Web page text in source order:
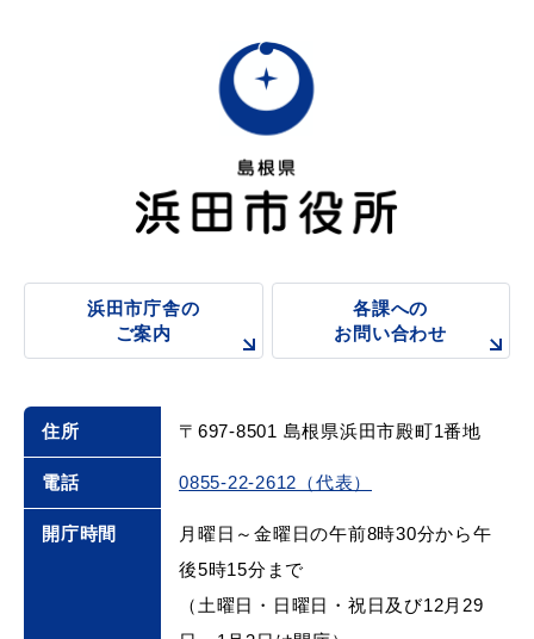
浜田市庁舎の
ご案内
各課への
お問い合わせ
住所 〒697-8501 島根県浜田市殿町1番地
電話 0855-22-2612（代表）
開庁時間
月曜日～金曜日の午前8時30分から午
後5時15分まで
（土曜日・日曜日・祝日及び12月29